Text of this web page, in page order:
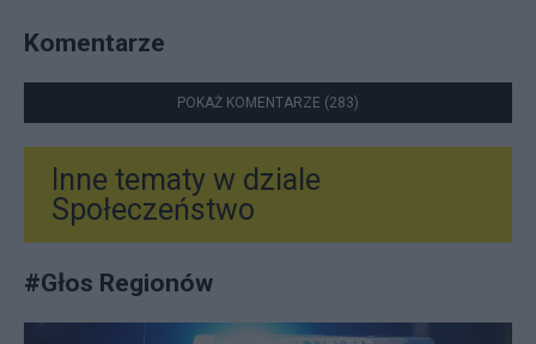
Komentarze
POKAŻ KOMENTARZE (283)
Inne tematy w dziale
Społeczeństwo
#Głos Regionów